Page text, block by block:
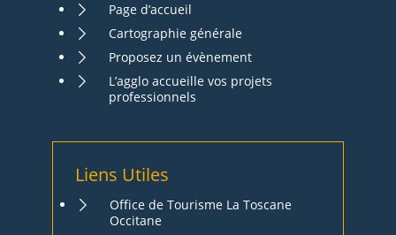
Page d’accueil
Cartographie générale
Proposez un évènement
L’agglo accueille vos projets
professionnels
Liens Utiles
Office de Tourisme La Toscane
Occitane